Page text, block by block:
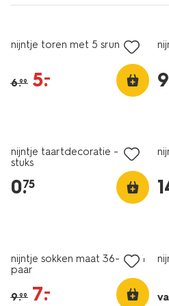
nijntje toren met 5 srunchies
6.99 5.
– 9
nijntje taartdecoratie - 10
stuks
0.
75
nijntje sokken maat 36-41 - 4
paar
9.99 7.
–